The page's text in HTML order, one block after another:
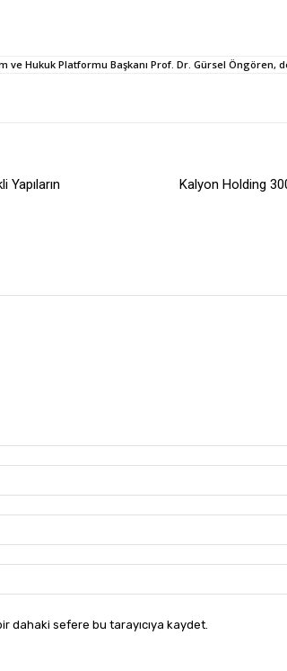
ve Hukuk Platformu Başkanı Prof. Dr. Gürsel Öngören,
Yapıların
Kalyon Holding
dahaki sefere bu tarayıcıya kaydet.